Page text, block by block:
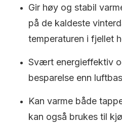
Gir høy og stabil
på de kaldeste
temperaturen i fjellet
Svært energieffektiv
besparelse enn
Kan varme både
kan også brukes til